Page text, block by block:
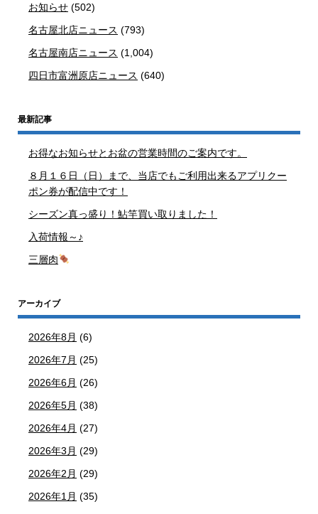
お知らせ (502)
名古屋北店ニュース (793)
名古屋南店ニュース (1,004)
四日市富洲原店ニュース (640)
最新記事
お得なお知らせとお盆の営業時間のご案内です。
８月１６日（日）まで、当店でもご利用出来るアプリクー
ポン券が配信中です！
シーズン真っ盛り！鮎竿買い取りました！
入荷情報～♪
三層肉
アーカイブ
2026年8月 (6)
2026年7月 (25)
2026年6月 (26)
2026年5月 (38)
2026年4月 (27)
2026年3月 (29)
2026年2月 (29)
2026年1月 (35)